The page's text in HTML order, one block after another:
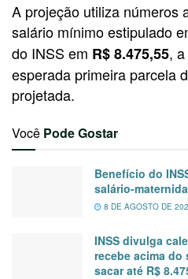
A projeção utiliza números
salário mínimo estipulado
do INSS em R$ 8.475,55,
esperada primeira parcela
projetada.
Você Pode Gostar
Benefício do
salário-
8 DE AGOSTO DE
INSS divulga
recebe acima
sacar até R$